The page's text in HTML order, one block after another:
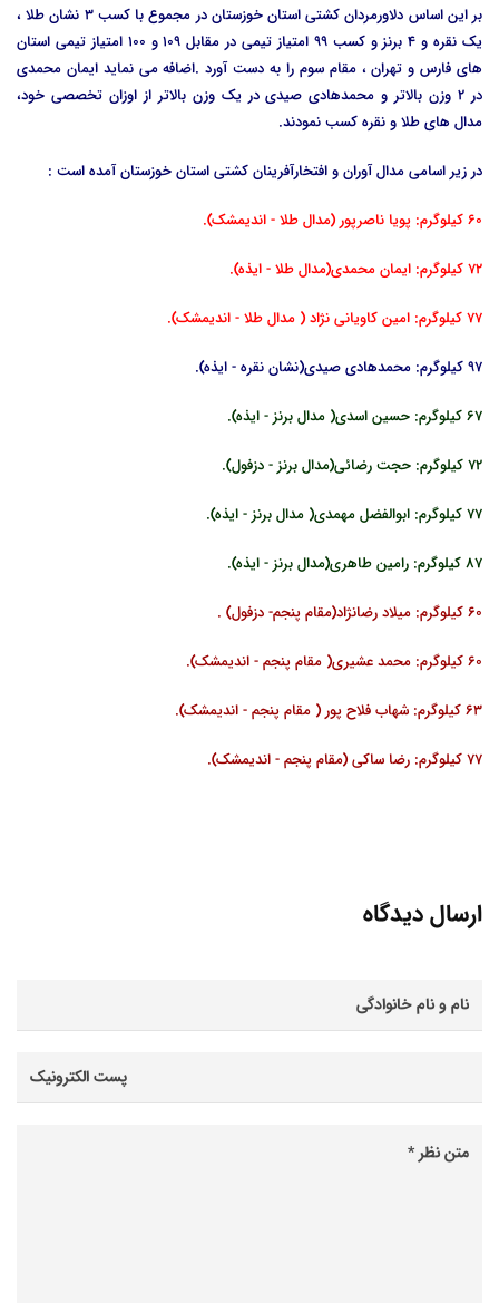
بر این اساس دلاورمردان کشتی استان خوزستان در مجموع با کسب 3 نشان طلا ،
یک نقره و 4 برنز و کسب 99 امتیاز تیمی در مقابل 109 و 100 امتیاز تیمی استان
های فارس و تهران ، مقام سوم را به دست آورد .اضافه می نماید ایمان محمدی
در 2 وزن بالاتر و محمدهادی صیدی در یک وزن بالاتر از اوزان تخصصی خود،
مدال های طلا و نقره کسب نمودند.
در زیر اسامی مدال آوران و افتخارآفرینان کشتی استان خوزستان آمده است :
60 کیلوگرم: پویا ناصرپور (مدال طلا - اندیمشک).
72 کیلوگرم: ایمان محمدی(مدال طلا - ایذه).
77 کیلوگرم: امین کاویانی نژاد ( مدال طلا - اندیمشک).
97 کیلوگرم: محمدهادی صیدی(نشان نقره - ایذه).
67 کیلوگرم: حسین اسدی( مدال برنز - ایذه).
72 کیلوگرم: حجت رضائی(مدال برنز - دزفول).
77 کیلوگرم: ابوالفضل مهمدی( مدال برنز - ایذه).
87 کیلوگرم: رامین طاهری(مدال برنز - ایذه).
60 کیلوگرم: میلاد رضانژاد(مقام پنجم- دزفول) .
60 کیلوگرم: محمد عشیری( مقام پنجم - اندیمشک).
63 کیلوگرم: شهاب فلاح پور ( مقام پنجم - اندیمشک).
77 کیلوگرم: رضا ساکی (مقام پنجم - اندیمشک).
ارسال دیدگاه